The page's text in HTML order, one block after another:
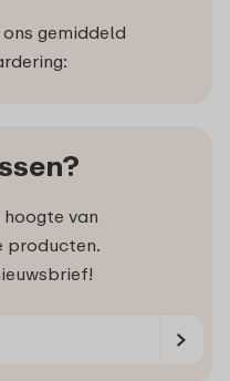
gemiddeld
van
producten.